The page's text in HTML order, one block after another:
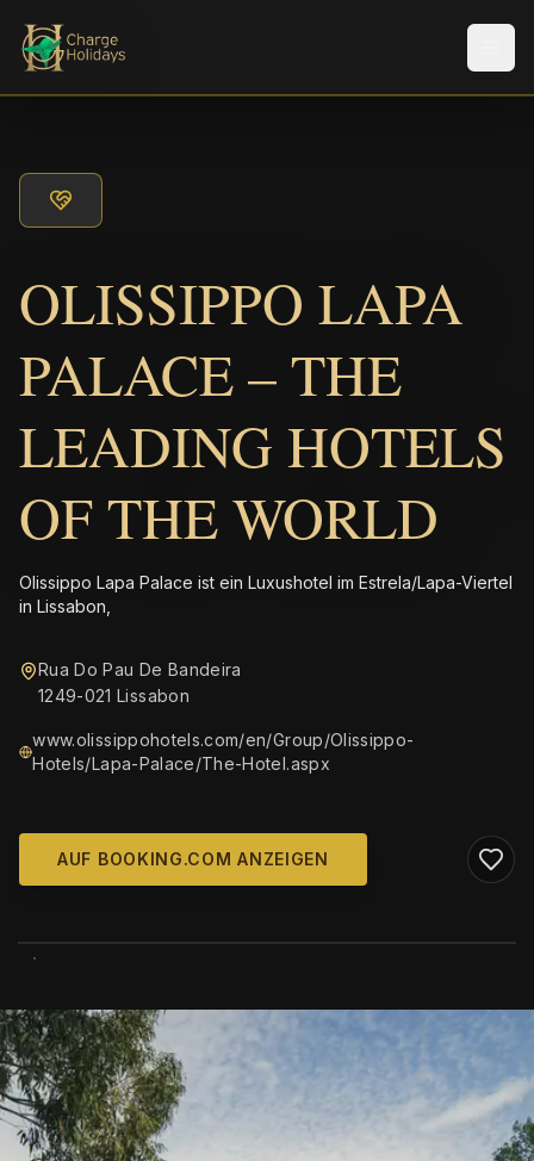
OLISSIPPO LAPA
PALACE – THE
LEADING HOTELS
OF THE WORLD
Olissippo Lapa Palace ist ein Luxushotel im Estrela/Lapa-Viertel
in Lissabon,
Rua Do Pau De Bandeira
1249-021 Lissabon
www.olissippohotels.com/en/Group/Olissippo-
Hotels/Lapa-Palace/The-Hotel.aspx
AUF BOOKING.COM ANZEIGEN